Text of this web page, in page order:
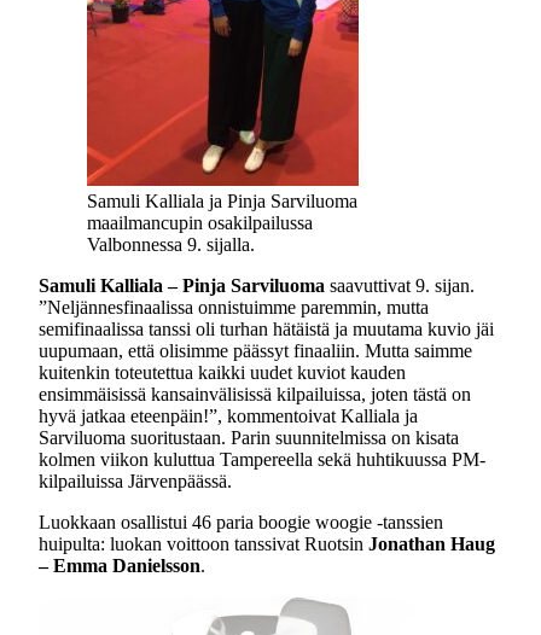
Samuli Kalliala ja Pinja Sarviluoma
maailmancupin osakilpailussa
Valbonnessa 9. sijalla.
Samuli Kalliala – Pinja Sarviluoma saavuttivat 9. sijan.
”Neljännesfinaalissa onnistuimme paremmin, mutta
semifinaalissa tanssi oli turhan hätäistä ja muutama kuvio jäi
uupumaan, että olisimme päässyt finaaliin. Mutta saimme
kuitenkin toteutettua kaikki uudet kuviot kauden
ensimmäisissä kansainvälisissä kilpailuissa, joten tästä on
hyvä jatkaa eteenpäin!”, kommentoivat Kalliala ja
Sarviluoma suoritustaan. Parin suunnitelmissa on kisata
kolmen viikon kuluttua Tampereella sekä huhtikuussa PM-
kilpailuissa Järvenpäässä.
Luokkaan osallistui 46 paria boogie woogie -tanssien
huipulta: luokan voittoon tanssivat Ruotsin Jonathan Haug
– Emma Danielsson.